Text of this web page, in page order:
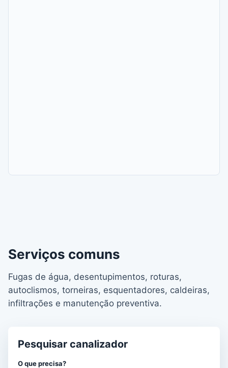
Serviços comuns
Fugas de água, desentupimentos, roturas,
autoclismos, torneiras, esquentadores, caldeiras,
infiltrações e manutenção preventiva.
Pesquisar canalizador
O que precisa?